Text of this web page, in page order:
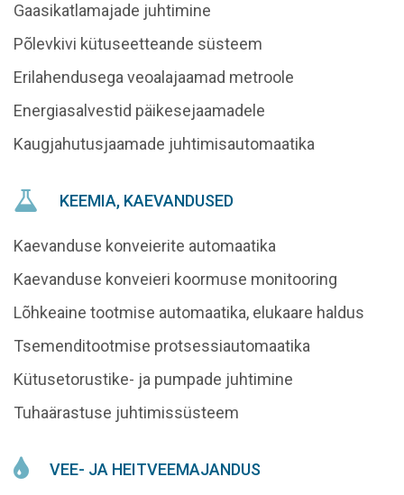
Gaasikatlamajade juhtimine
Põlevkivi kütuseetteande süsteem
Erilahendusega veoalajaamad metroole
Energiasalvestid päikesejaamadele
Kaugjahutusjaamade juhtimisautomaatika
KEEMIA, KAEVANDUSED
Kaevanduse konveierite automaatika
Kaevanduse konveieri koormuse monitooring
Lõhkeaine tootmise automaatika, elukaare haldus
Tsemenditootmise protsessiautomaatika
Kütusetorustike- ja pumpade juhtimine
Tuhaärastuse juhtimissüsteem
VEE- JA HEITVEEMAJANDUS